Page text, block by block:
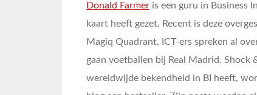
Donald Farmer is een guru in Business
kaart heeft gezet. Recent is deze
Magiq Quadrant. ICT-ers spreken al
gaan voetballen bij Real Madrid.
wereldwijde bekendheid in BI heeft,